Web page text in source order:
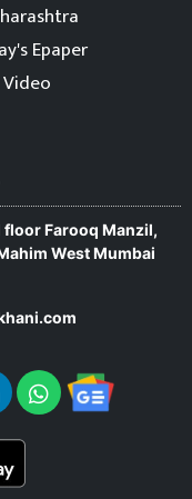
Epaper
Video
floor Farooq Manzil,
West Mumbai